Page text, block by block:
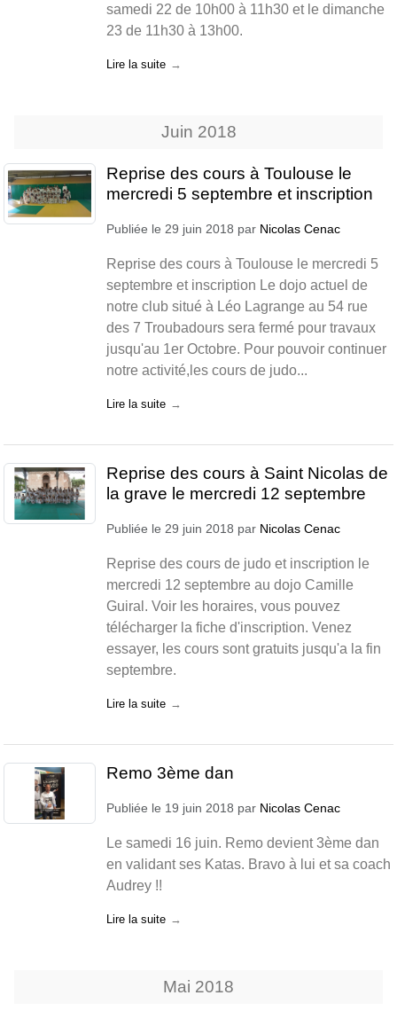
samedi 22 de 10h00 à 11h30 et le dimanche
23 de 11h30 à 13h00.
Lire la suite
Juin 2018
Reprise des cours à Toulouse le
mercredi 5 septembre et inscription
Publiée le 29 juin 2018 par Nicolas Cenac
Reprise des cours à Toulouse le mercredi 5
septembre et inscription Le dojo actuel de
notre club situé à Léo Lagrange au 54 rue
des 7 Troubadours sera fermé pour travaux
jusqu'au 1er Octobre. Pour pouvoir continuer
notre activité,les cours de judo...
Lire la suite
Reprise des cours à Saint Nicolas de
la grave le mercredi 12 septembre
Publiée le 29 juin 2018 par Nicolas Cenac
Reprise des cours de judo et inscription le
mercredi 12 septembre au dojo Camille
Guiral. Voir les horaires, vous pouvez
télécharger la fiche d'inscription. Venez
essayer, les cours sont gratuits jusqu'a la fin
septembre.
Lire la suite
Remo 3ème dan
Publiée le 19 juin 2018 par Nicolas Cenac
Le samedi 16 juin. Remo devient 3ème dan
en validant ses Katas. Bravo à lui et sa coach
Audrey !!
Lire la suite
Mai 2018